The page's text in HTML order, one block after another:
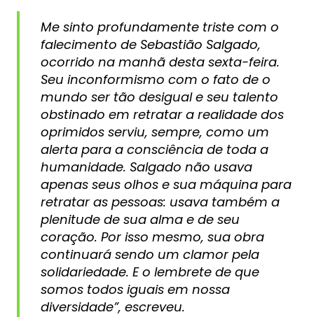
Me sinto profundamente triste com o
falecimento de Sebastião Salgado,
ocorrido na manhã desta sexta-feira.
Seu inconformismo com o fato de o
mundo ser tão desigual e seu talento
obstinado em retratar a realidade dos
oprimidos serviu, sempre, como um
alerta para a consciência de toda a
humanidade. Salgado não usava
apenas seus olhos e sua máquina para
retratar as pessoas: usava também a
plenitude de sua alma e de seu
coração. Por isso mesmo, sua obra
continuará sendo um clamor pela
solidariedade. E o lembrete de que
somos todos iguais em nossa
diversidade”, escreveu.